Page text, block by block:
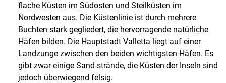
flache Küsten im Südosten und Steilküsten im
Nordwesten aus. Die Küstenlinie ist durch mehrere
Buchten stark gegliedert, die hervorragende natürliche
Häfen bilden. Die Hauptstadt Valletta liegt auf einer
Landzunge zwischen den beiden wichtigsten Häfen. Es
gibt zwar einige Sand-strände, die Küsten der Inseln sind
jedoch überwiegend felsig.